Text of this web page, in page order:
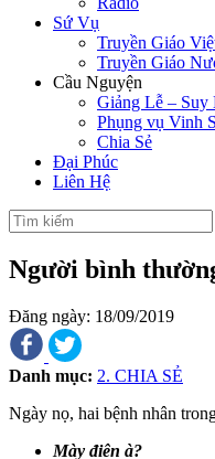
Sứ Vụ
Truyền Giáo
Truyền Giáo
Cầu Nguyện
Giảng Lễ – Suy
Phụng vụ Vinh
Chia Sẻ
Đại Phúc
Liên Hệ
Người bình
Đăng ngày: 18/09/2019
Danh mục: 2. CHIA SẺ
Ngày nọ, hai bệnh nhân
Mày điên à?